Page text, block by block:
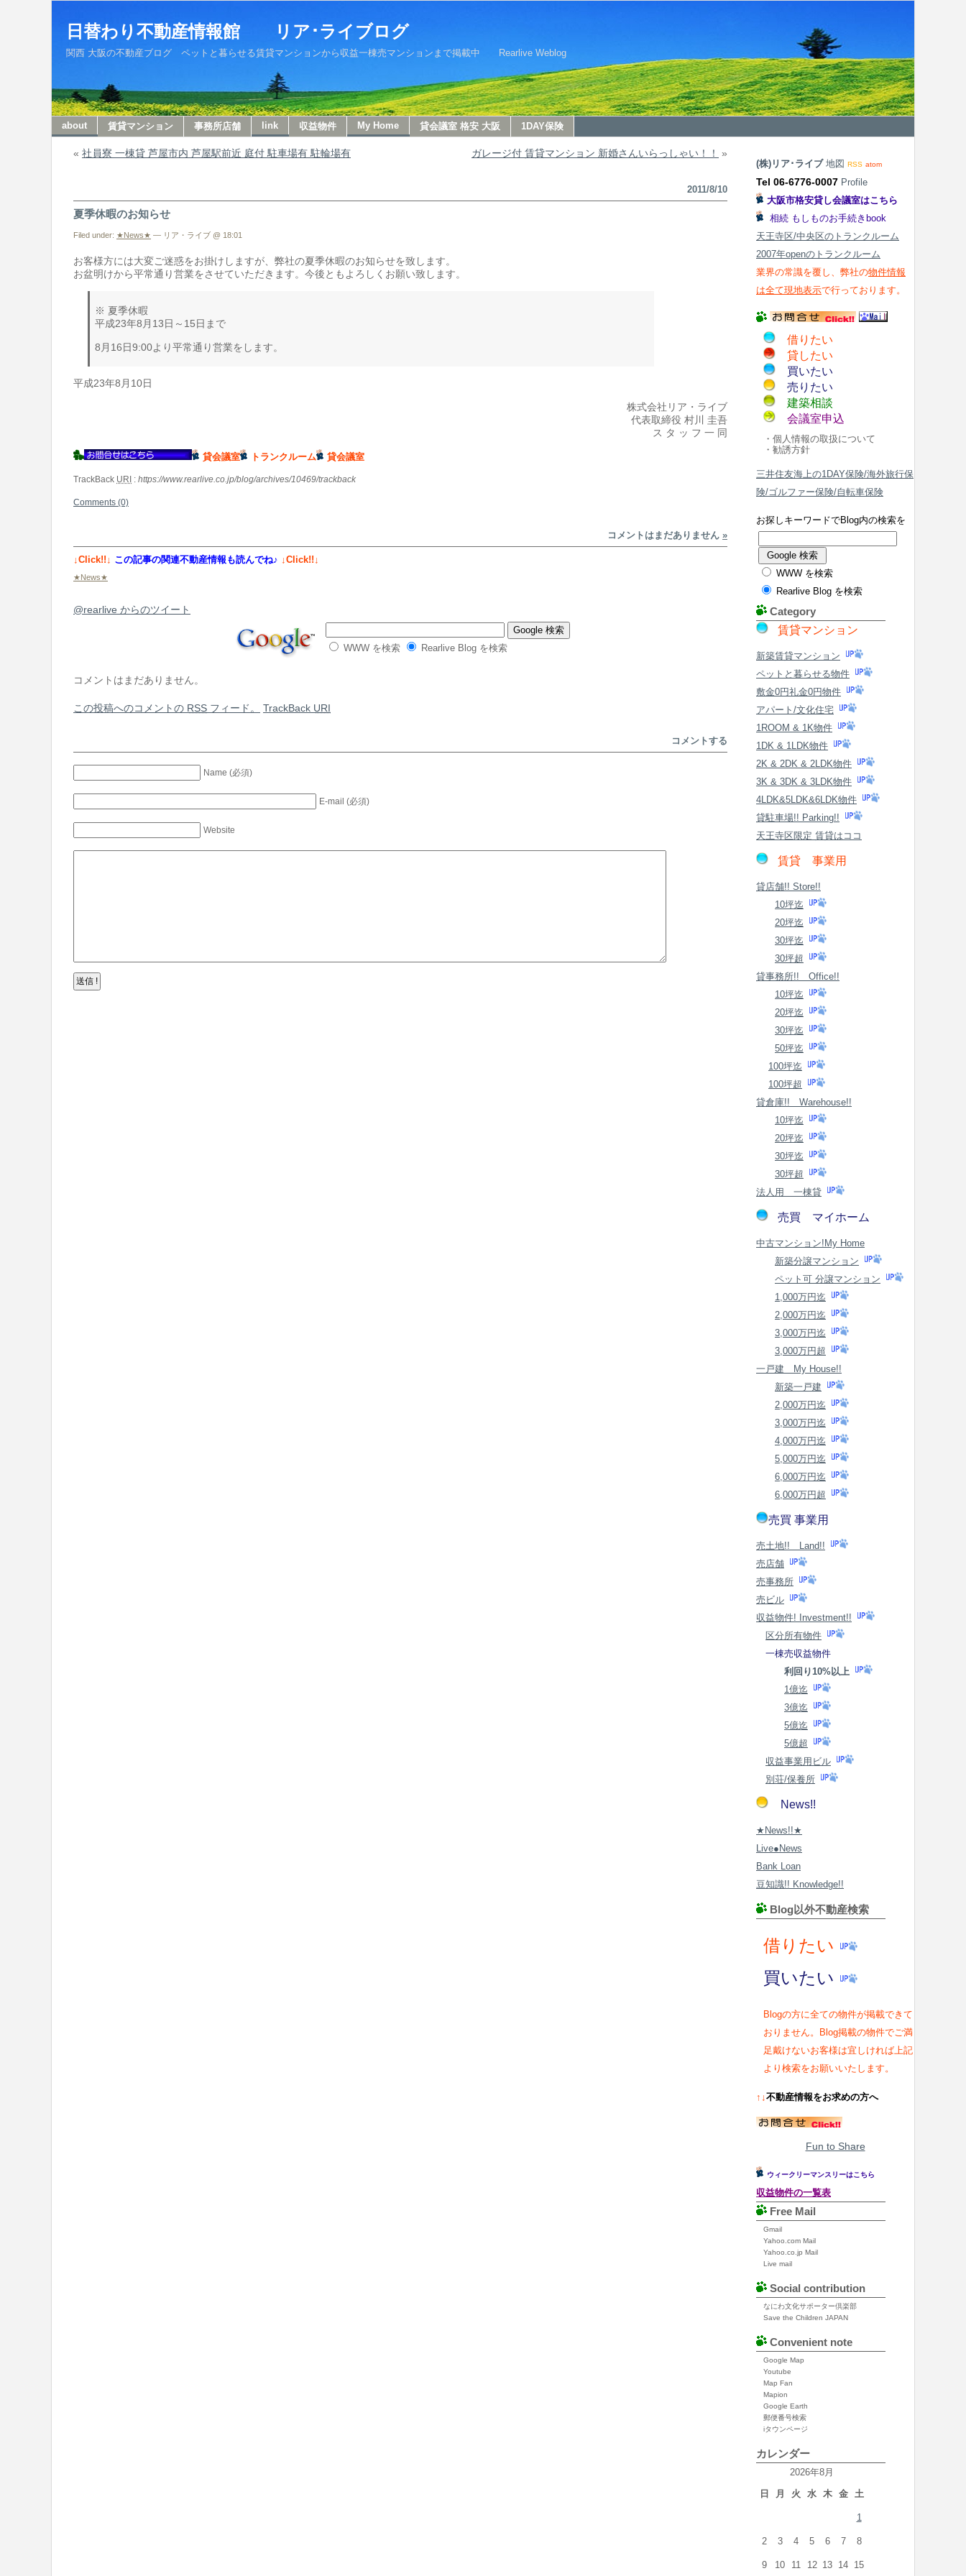
日替わり不動産情報館 リア･ライブログ
関西 大阪の不動産ブログ ペットと暮らせる賃貸マンションから収益一棟売マンションまで掲載中 Rearlive Weblog
about 賃貸マンション 事務所店舗 link 収益物件 My Home 貸会議室 格安 大阪 1DAY保険
« 社員寮 一棟貸 芦屋市内 芦屋駅前近 庭付 駐車場有 駐輪場有 ガレージ付 賃貸マンション 新婚さんいらっしゃい！！ »
2011/8/10
夏季休暇のお知らせ
Filed under: ★News★ — リア・ライブ @ 18:01
お客様方には大変ご迷惑をお掛けしますが、弊社の夏季休暇のお知らせを致します。
お盆明けから平常通り営業をさせていただきます。今後ともよろしくお願い致します。
※ 夏季休暇
平成23年8月13日～15日まで
8月16日9:00より平常通り営業をします。
平成23年8月10日
株式会社リア・ライブ
代表取締役 村川 圭吾
ス タ ッ フ 一 同
貸会議室 トランクルーム 貸会議室
TrackBack URI : https://www.rearlive.co.jp/blog/archives/10469/trackback
Comments (0)
コメントはまだありません »
↓Click!!↓ この記事の関連不動産情報も読んでね♪ ↓Click!!↓
★News★
@rearlive からのツイート
WWW を検索 Rearlive Blog を検索
コメントはまだありません。
この投稿へのコメントの RSS フィード。 TrackBack URI
コメントする
Name (必須)
E-mail (必須)
Website
(株)リア･ライブ 地図 RSS atom
Tel 06-6776-0007 Profile
大阪市格安貸し会議室はこちら
相続 もしものお手続きbook
天王寺区/中央区のトランクルーム
2007年openのトランクルーム
業界の常識を覆し、弊社の物件情報
は全て現地表示で行っております。
借りたい
貸したい
買いたい
売りたい
建築相談
会議室申込
・個人情報の取扱について
・勧誘方針
三井住友海上の1DAY保険/海外旅行保
険/ゴルファー保険/自転車保険
お探しキーワードでBlog内の検索を
WWW を検索
Rearlive Blog を検索
Category
賃貸マンション
新築賃貸マンション
ペットと暮らせる物件
敷金0円礼金0円物件
アパート/文化住宅
1ROOM & 1K物件
1DK & 1LDK物件
2K & 2DK & 2LDK物件
3K & 3DK & 3LDK物件
4LDK&5LDK&6LDK物件
貸駐車場!! Parking!!
天王寺区限定 賃貸はココ
賃貸 事業用
貸店舗!! Store!!
10坪迄
20坪迄
30坪迄
30坪超
貸事務所!! Office!!
10坪迄
20坪迄
30坪迄
50坪迄
100坪迄
100坪超
貸倉庫!! Warehouse!!
10坪迄
20坪迄
30坪迄
30坪超
法人用 一棟貸
売買 マイホーム
中古マンション!My Home
新築分譲マンション
ペット可 分譲マンション
1,000万円迄
2,000万円迄
3,000万円迄
3,000万円超
一戸建 My House!!
新築一戸建
2,000万円迄
3,000万円迄
4,000万円迄
5,000万円迄
6,000万円迄
6,000万円超
売買 事業用
売土地!! Land!!
売店舗
売事務所
売ビル
収益物件! Investment!!
区分所有物件
一棟売収益物件
利回り10%以上
1億迄
3億迄
5億迄
5億超
収益事業用ビル
別荘/保養所
News!!
★News!!★
Live●News
Bank Loan
豆知識!! Knowledge!!
Blog以外不動産検索
借りたい
買いたい
Blogの方に全ての物件が掲載できて
おりません。Blog掲載の物件でご満
足戴けないお客様は宜しければ上記
より検索をお願いいたします。
↑↓不動産情報をお求めの方へ
Fun to Share
ウィークリーマンスリーはこちら
収益物件の一覧表
Free Mail
Gmail
Yahoo.com Mail
Yahoo.co.jp Mail
Live mail
Social contribution
なにわ文化サポーター倶楽部
Save the Children JAPAN
Convenient note
Google Map
Youtube
Map Fan
Mapion
Google Earth
郵便番号検索
iタウンページ
カレンダー
2026年8月
日
月 火 水 木 金 土
1
2 3 4 5 6 7 8
9 10 11 12 13 14 15